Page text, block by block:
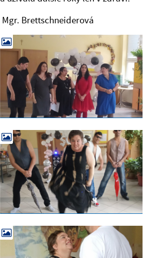
Mgr. Brettschneiderová